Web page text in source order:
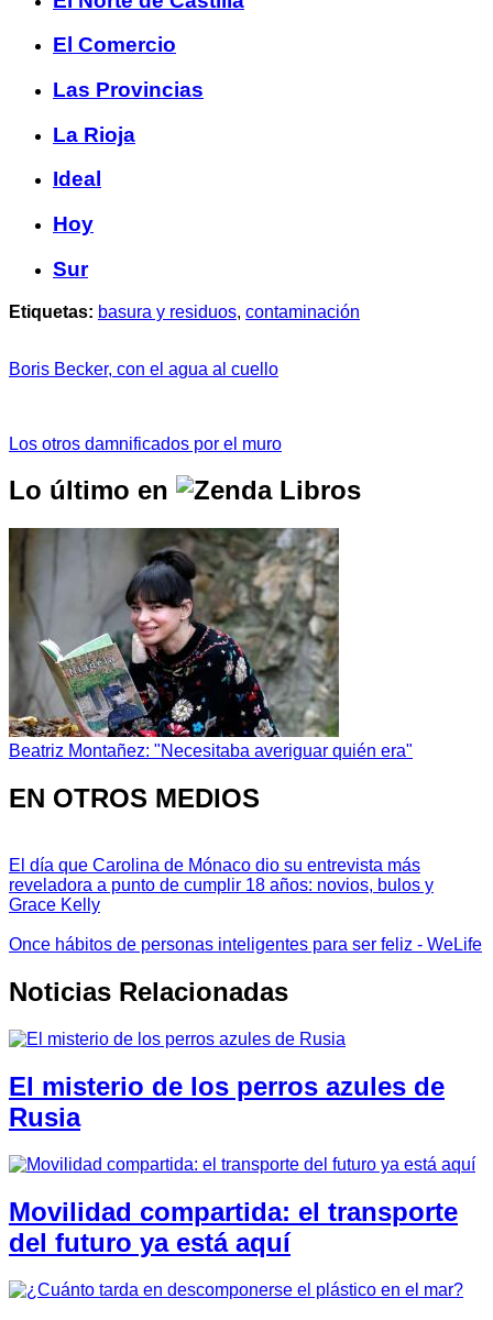
El Comercio
Las Provincias
La Rioja
Ideal
Hoy
Sur
Etiquetas: basura y residuos, contaminación
Boris Becker, con el agua al cuello
Los otros damnificados por el muro
Lo último en
Beatriz Montañez: "Necesitaba averiguar quién era"
EN OTROS MEDIOS
El día que Carolina de Mónaco dio su entrevista más
reveladora a punto de cumplir 18 años: novios, bulos y
Grace Kelly
Once hábitos de personas inteligentes para ser feliz - WeLife
Noticias Relacionadas
El misterio de los perros azules de
Rusia
Movilidad compartida: el transporte
del futuro ya está aquí